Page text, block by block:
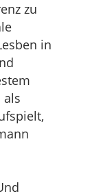
zu
in
als